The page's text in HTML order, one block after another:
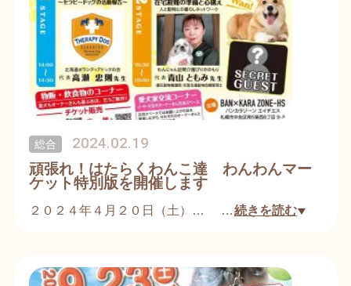
総合 2024.02.19
頑張れ！はたらくわんこ達 わんわんマー
ケット特別版を開催します
２０２４年４月２０日（土）
今年は、盲導犬・介助犬・聴導犬の他
…続きを読む